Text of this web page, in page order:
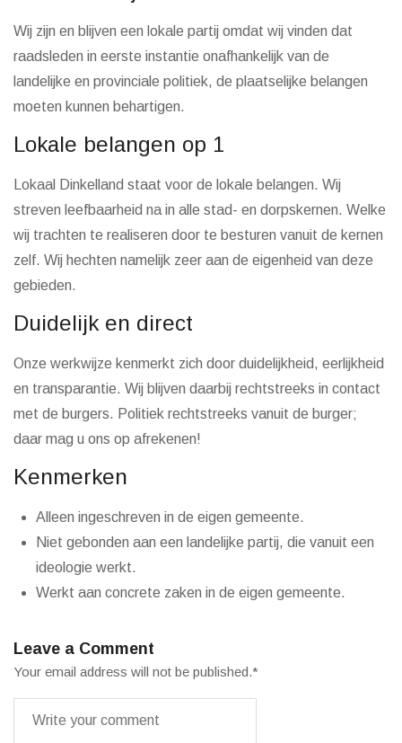
Wij zijn en blijven een lokale partij omdat wij vinden dat
raadsleden in eerste instantie onafhankelijk van de
landelijke en provinciale politiek, de plaatselijke belangen
moeten kunnen behartigen.
Lokale belangen op 1
Lokaal Dinkelland staat voor de lokale belangen. Wij
streven leefbaarheid na in alle stad- en dorpskernen. Welke
wij trachten te realiseren door te besturen vanuit de kernen
zelf. Wij hechten namelijk zeer aan de eigenheid van deze
gebieden.
Duidelijk en direct
Onze werkwijze kenmerkt zich door duidelijkheid, eerlijkheid
en transparantie. Wij blijven daarbij rechtstreeks in contact
met de burgers. Politiek rechtstreeks vanuit de burger;
daar mag u ons op afrekenen!
Kenmerken
Alleen ingeschreven in de eigen gemeente.
Niet gebonden aan een landelijke partij, die vanuit een
ideologie werkt.
Werkt aan concrete zaken in de eigen gemeente.
Leave a Comment
Your email address will not be published.*